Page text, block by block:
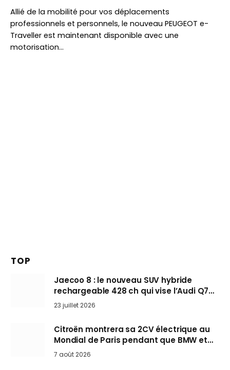
Allié de la mobilité pour vos déplacements
professionnels et personnels, le nouveau PEUGEOT e-
Traveller est maintenant disponible avec une
motorisation…
TOP
Jaecoo 8 : le nouveau SUV hybride
rechargeable 428 ch qui vise l’Audi Q7
arrive en Europe cet automne
23 juillet 2026
Citroën montrera sa 2CV électrique au
Mondial de Paris pendant que BMW et
Mini désertent le salon
7 août 2026